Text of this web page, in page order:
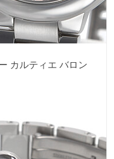
カルティエ バロン